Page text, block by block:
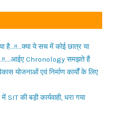
है…!!…क्या ये सच में कोई छात्र या
Chronology समझते हैं
योजनाओं एवं निर्माण कार्यों के लिए
SIT की बड़ी कार्यवाही, धरा गया